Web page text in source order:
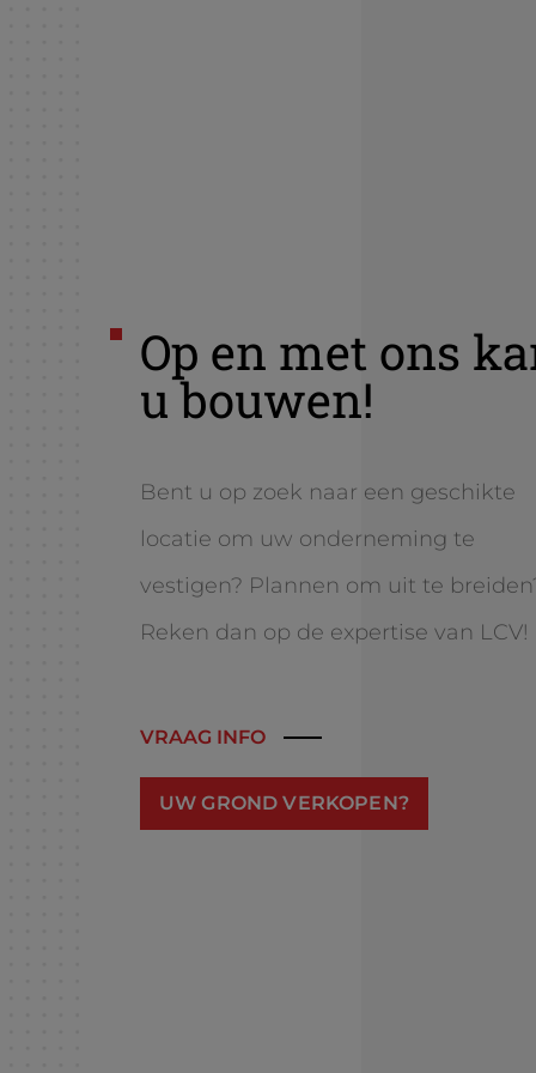
Op en met ons
u bouwen!
Bent u op zoek naar een geschikte
locatie om uw onderneming te
vestigen? Plannen om uit te
Reken dan op de expertise van LCV!
VRAAG INFO
UW GROND VERKOPEN?